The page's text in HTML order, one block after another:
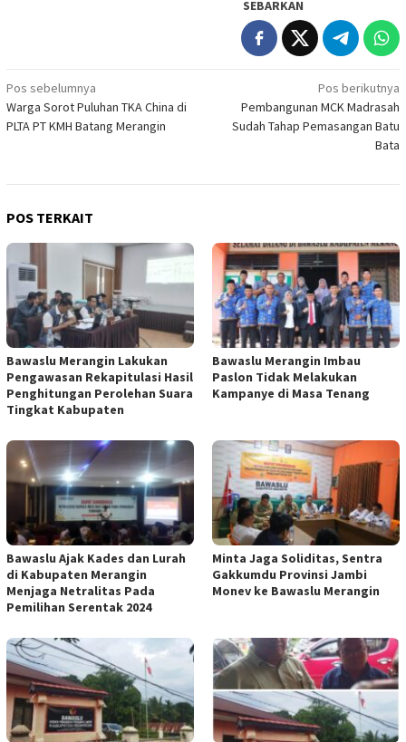
SEBARKAN
Navigasi
pos
Pos sebelumnya
Warga Sorot Puluhan TKA China di
PLTA PT KMH Batang Merangin
Pos berikutnya
Pembangunan MCK Madrasah
Sudah Tahap Pemasangan Batu
Bata
POS TERKAIT
Bawaslu Merangin Lakukan
Pengawasan Rekapitulasi Hasil
Penghitungan Perolehan Suara
Tingkat Kabupaten
Bawaslu Merangin Imbau
Paslon Tidak Melakukan
Kampanye di Masa Tenang
Bawaslu Ajak Kades dan Lurah
di Kabupaten Merangin
Menjaga Netralitas Pada
Pemilihan Serentak 2024
Minta Jaga Soliditas, Sentra
Gakkumdu Provinsi Jambi
Monev ke Bawaslu Merangin